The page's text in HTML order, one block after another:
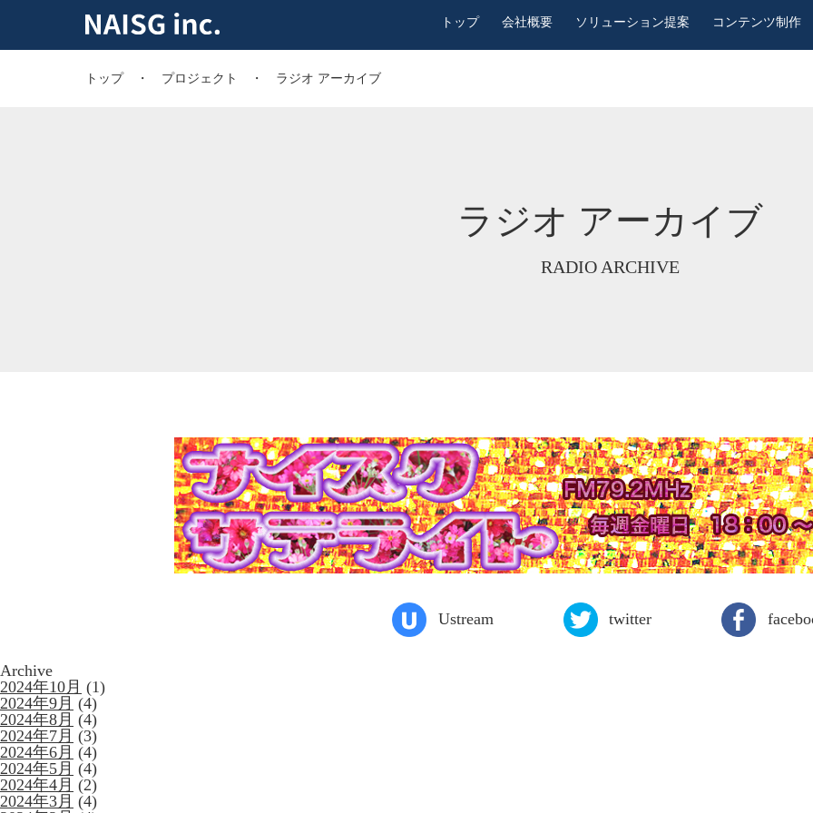
トップ 会社概要 ソリューション提案 コンテンツ制作
トップ プロジェクト ラジオ アーカイブ
ラジオ アーカイブ
RADIO ARCHIVE
Ustream twitter
Archive
2024年10月 (1)
2024年9月 (4)
2024年8月 (4)
2024年7月 (3)
2024年6月 (4)
2024年5月 (4)
2024年4月 (2)
2024年3月 (4)